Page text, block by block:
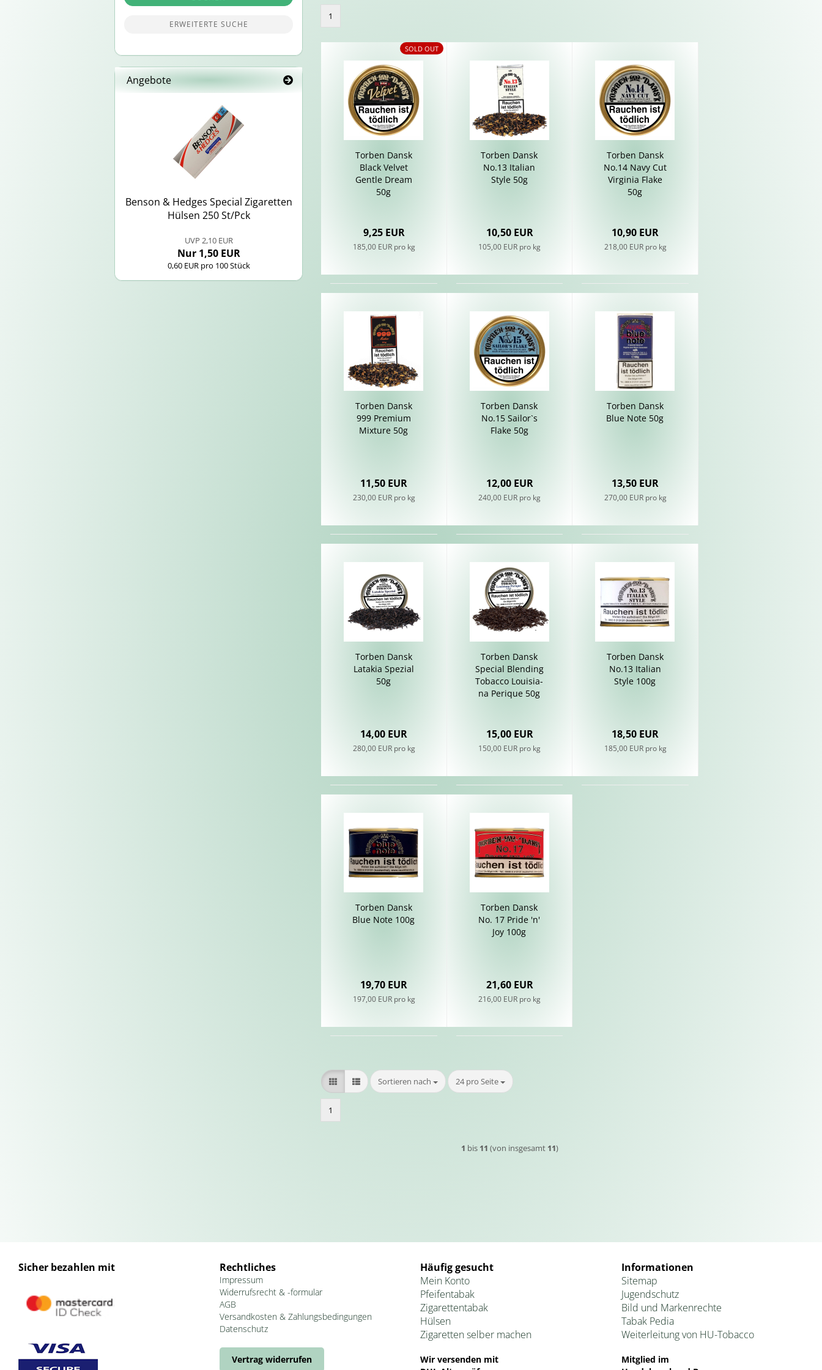
1
SOLD OUT
Tor­ben Dansk
Black Vel­vet
Gentle Dream
50g
9,25 EUR
185,00 EUR pro kg
Tor­ben Dansk
No.13 Ita­li­an
Style 50g
10,50 EUR
105,00 EUR pro kg
Tor­ben Dansk
No.14 Navy Cut
Vir­gi­nia Flake
50g
10,90 EUR
218,00 EUR pro kg
Tor­ben Dansk
999 Pre­mi­um
Mix­tu­re 50g
11,50 EUR
230,00 EUR pro kg
Tor­ben Dansk
No.15 Sailor`s
Flake 50g
12,00 EUR
240,00 EUR pro kg
Tor­ben Dansk
Blue Note 50g
13,50 EUR
270,00 EUR pro kg
Tor­ben Dansk
La­ta­kia Spe­zi­al
50g
14,00 EUR
280,00 EUR pro kg
Tor­ben Dansk
Spe­cial Blen­ding
To­bac­co Loui­sia­
na Pe­ri­que 50g
15,00 EUR
150,00 EUR pro kg
Tor­ben Dansk
No.13 Ita­li­an
Style 100g
18,50 EUR
185,00 EUR pro kg
Tor­ben Dansk
Blue Note 100g
19,70 EUR
197,00 EUR pro kg
Tor­ben Dansk
No. 17 Pride 'n'
Joy 100g
21,60 EUR
216,00 EUR pro kg
Sortieren nach
Sortieren nach 24 pro Seite
pro Seite
1
1 bis 11 (von insgesamt 11)
ERWEITERTE SUCHE
Angebote
Ben­son & Hedges Spe­cial Zi­ga­ret­ten
Hül­sen 250 St/Pck
UVP 2,10 EUR
Nur 1,50 EUR
0,60 EUR pro 100 Stück
Sicher bezahlen mit Rechtliches
Impressum
Widerrufsrecht & -formular
AGB
Versandkosten & Zahlungsbedingungen
Datenschutz
Vertrag widerrufen
Häufig gesucht
Mein Konto
Pfeifentabak
Zigarettentabak
Hülsen
Zigaretten selber machen
Wir versenden mit
Informationen
Sitemap
Jugendschutz
Bild und Markenrechte
Tabak Pedia
Weiterleitung von HU-Tobacco
Mitglied im